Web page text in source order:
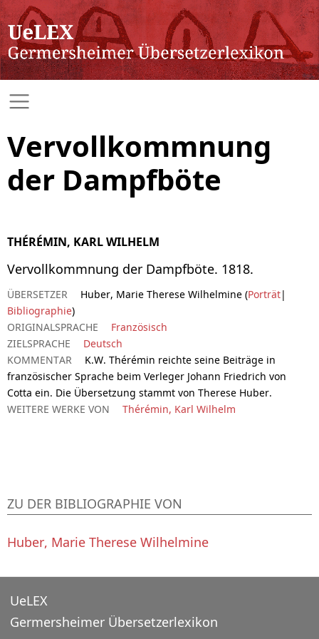
Vervollkommnung
der Dampfböte
THÉRÉMIN, KARL WILHELM
Vervollkommnung der Dampfböte. 1818.
ÜBERSETZER Huber, Marie Therese Wilhelmine (Porträt|
Bibliographie)
ORIGINALSPRACHE
Französisch
ZIELSPRACHE
Deutsch
KOMMENTAR
K.W. Thérémin reichte seine Beiträge in
französischer Sprache beim Verleger Johann Friedrich von
Cotta ein. Die Übersetzung stammt von Therese Huber.
WEITERE WERKE VON
Thérémin, Karl Wilhelm
ZU DER BIBLIOGRAPHIE VON
Huber, Marie Therese Wilhelmine
UeLEX
Germersheimer Übersetzerlexikon